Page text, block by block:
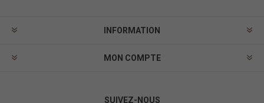
INFORMATION
MON COMPTE
SUIVEZ-NOUS